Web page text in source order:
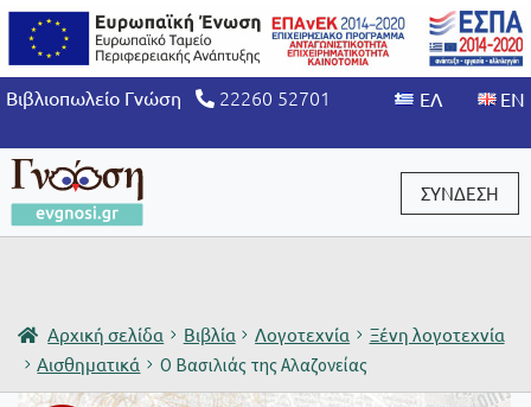
Βιβλιοπωλείο Γνώση 22260 52701
ΣΥΝΔΕΣΗ
Αρχική σελίδα Βιβλία Λογοτεχνία
Ξένη λογοτεχνία
Αισθηματικά
Ο Βασιλιάς της Αλαζονείας